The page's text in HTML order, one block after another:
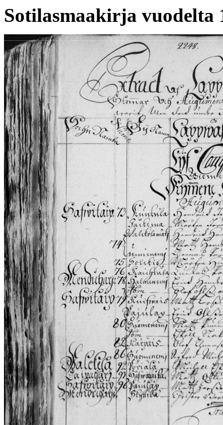
Sotilasmaakirja vuodelta